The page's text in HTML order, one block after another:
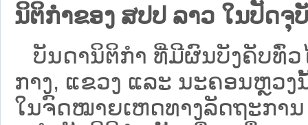
ນິຕິກຳຂອງ ສປປ ລາວ ໃນປັດ
ບັນດານິຕິກໍາ ທີ່ມີຜົນບັງຄັບທົ່
ກາງ, ແຂວງ ແລະ ນະຄອນຫຼວ
ໃນຈົດໝາຍເຫດທາງລັດຖະການ